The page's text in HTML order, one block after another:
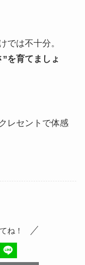
では不十分。
を育てましょ
レセントで体感
ね！